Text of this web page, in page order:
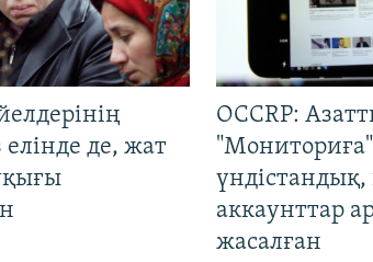
де, жат
OCCRP:
үндістандық,
аккаунттар
жасалған